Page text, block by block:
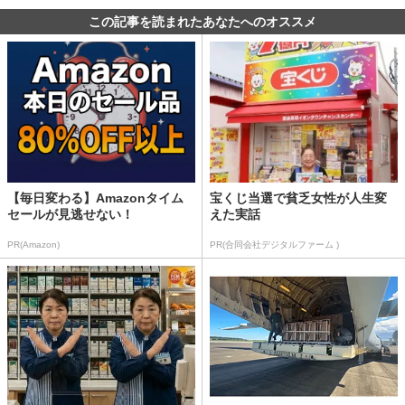
この記事を読まれたあなたへのオススメ
【毎日変わる】Amazonタイム
セールが見逃せない！
PR(Amazon)
宝くじ当選で貧乏女性が人生変
えた実話
PR(合同会社デジタルファーム )